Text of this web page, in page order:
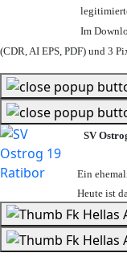
Im
(CDR, AI EPS, PDF) und 3
SV
Ein
Heute ist